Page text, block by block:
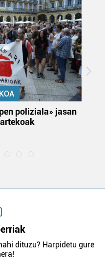
poliziala» jasan
dituzu? Harpidetu gure